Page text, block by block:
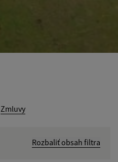
Zmluvy
Rozbaliť obsah filtra